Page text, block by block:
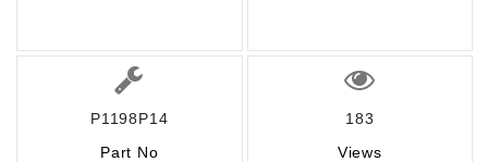
P1198P14
Part No
183
Views